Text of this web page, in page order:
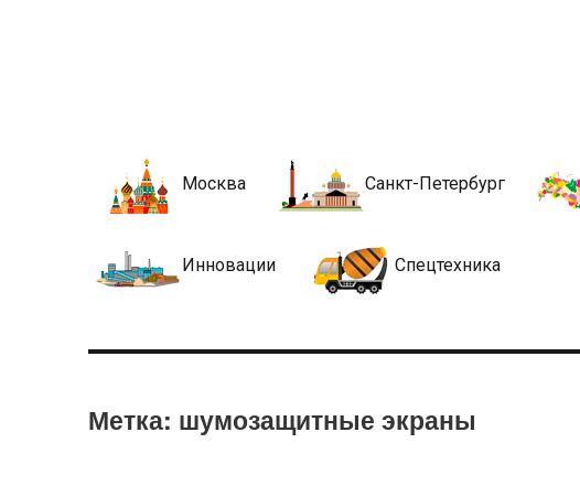
Новости
Москва Санкт-Петербург
Инновации Спецтехника
Метка: шумозащитные экраны